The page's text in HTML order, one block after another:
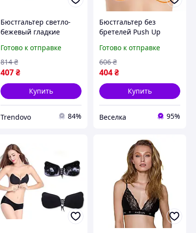
Бюстгальтер светло-
бежевый гладкие
повседневного
ношения с
регулируемыми
бретелями
Готово к отправке
407 ₴
814 ₴
Купить
Trendovo 84%
Бюстгальтер без
бретелей Push Up
невидимый
комфортный для
женщин FLAME
Готово к отправке
404₴
606 ₴
Купить
Веселка 95%